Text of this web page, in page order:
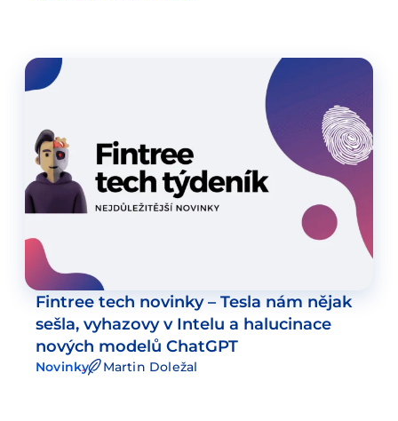
Fintree tech novinky – Tesla nám nějak
sešla, vyhazovy v Intelu a halucinace
nových modelů ChatGPT
Novinky Martin Doležal